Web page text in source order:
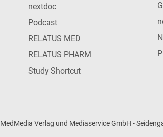
nextdoc
Podcast
RELATUS MED
RELATUS PHARM
Study Shortcut
Verlag und Mediaservice GmbH -